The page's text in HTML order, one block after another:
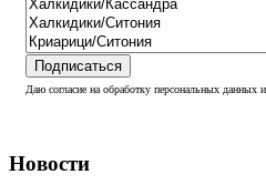
Подписаться
Даю согласие на обработку персональных данных
Новости